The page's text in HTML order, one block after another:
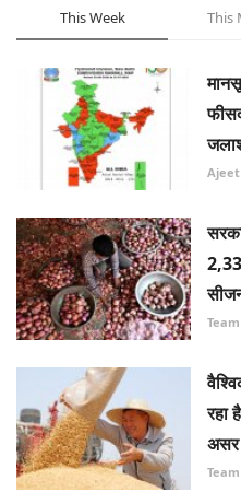
Agri Start-Ups
Language
English Hindi
This Week This
Ajeet
रहा
असर